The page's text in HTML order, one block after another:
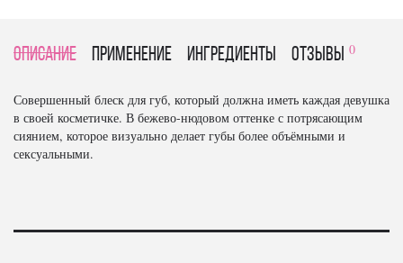
Описание Применение Ингредиенты отзывы 0
Совершенный блеск для губ, который должна иметь каждая девушка
в своей косметичке. В бежево-нюдовом оттенке с потрясающим
сиянием, которое визуально делает губы более объёмными и
сексуальными.